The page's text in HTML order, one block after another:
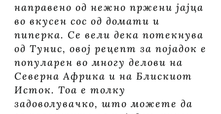
направено од нежно пржени јајца
во вкусен сос од домати и
пиперка. Се вели дека потекнува
од Тунис, овој рецепт за појадок е
популарен во многу делови на
Северна Африка и на Блискиот
Исток. Тоа е толку
задоволувачко, што можете да